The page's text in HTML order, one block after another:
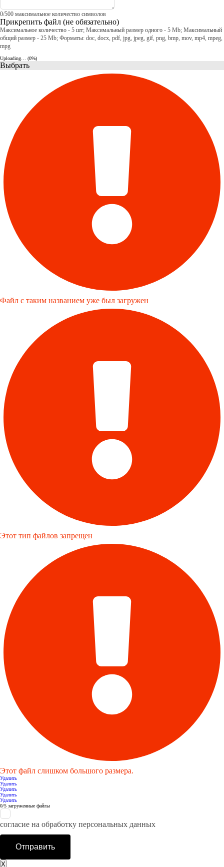
0/500 максимальное количество символов
Прикрепить файл (не обязательно)
Максимальное количество - 5 шт; Максимальный размер одного - 5 Mb; Максимальный
общий размер - 25 Mb; Форматы: doc, docx, pdf, jpg, jpeg, gif, png, bmp, mov, mp4, mpeg,
mpg
Uploading… (0%)
Выбрать
Файл с таким названием уже был загружен
Этот тип файлов запрещен
Этот файл слишком большого размера.
Удалить
Удалить
Удалить
Удалить
Удалить
0/5 загруженные файлы
согласие на обработку персональных данных
Отправить
X